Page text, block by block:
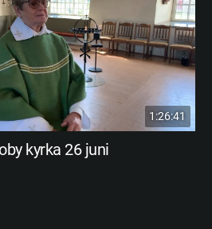
1:26:41
kyrka 26 juni